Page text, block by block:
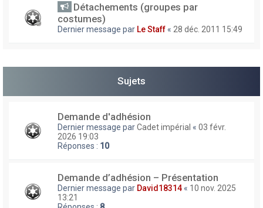
Détachements (groupes par
costumes)
Dernier message par Le Staff « 28 déc. 2011 15:49
Sujets
Demande d'adhésion
Dernier message parCadet impérial « 03 févr.
2026 19:03
Réponses : 10
Demande d’adhésion – Présentation
Dernier message par David18314 « 10 nov. 2025
13:21